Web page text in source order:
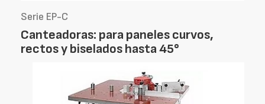
Serie EP-C
Canteadoras: para paneles curvos,
rectos y biselados hasta 45°